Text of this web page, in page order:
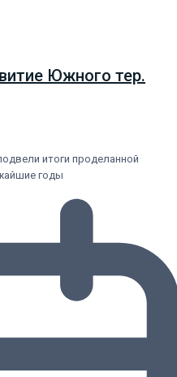
Южного тер.
итоги проделанной
годы